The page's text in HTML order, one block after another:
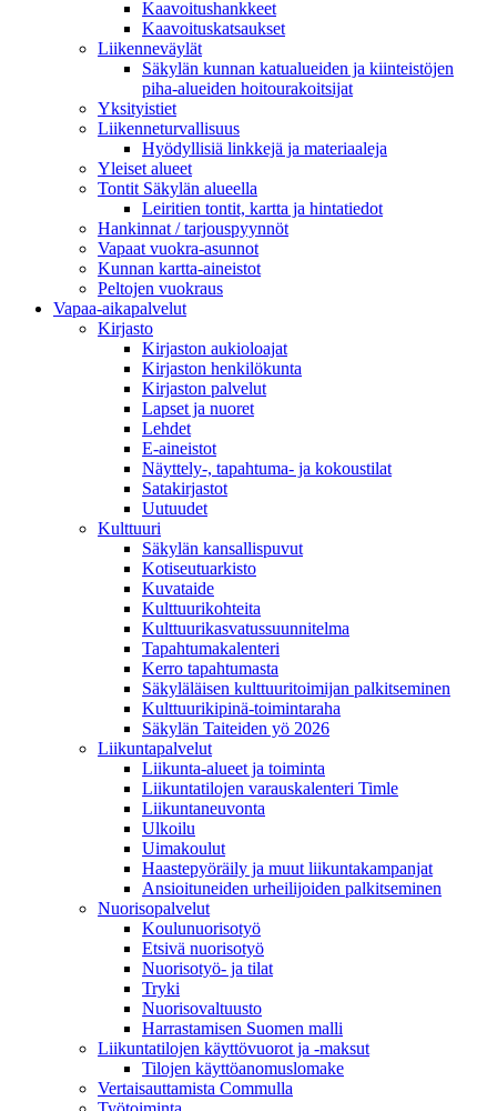
Kaavoitushankkeet
Kaavoituskatsaukset
Liikenneväylät
Säkylän kunnan katualueiden ja kiinteistöjen
piha-alueiden hoitourakoitsijat
Yksityistiet
Liikenneturvallisuus
Hyödyllisiä linkkejä ja materiaaleja
Yleiset alueet
Tontit Säkylän alueella
Leiritien tontit, kartta ja hintatiedot
Hankinnat / tarjouspyynnöt
Vapaat vuokra-asunnot
Kunnan kartta-aineistot
Peltojen vuokraus
Vapaa-aika­palvelut
Kirjasto
Kirjaston aukioloajat
Kirjaston henkilökunta
Kirjaston palvelut
Lapset ja nuoret
Lehdet
E-aineistot
Näyttely-, tapahtuma- ja kokoustilat
Satakirjastot
Uutuudet
Kulttuuri
Säkylän kansallispuvut
Kotiseutuarkisto
Kuvataide
Kulttuurikohteita
Kulttuurikasvatussuunnitelma
Tapahtumakalenteri
Kerro tapahtumasta
Säkyläläisen kulttuuritoimijan palkitseminen
Kulttuurikipinä-toimintaraha
Säkylän Taiteiden yö 2026
Liikuntapalvelut
Liikunta-alueet ja toiminta
Liikuntatilojen varauskalenteri Timle
Liikuntaneuvonta
Ulkoilu
Uimakoulut
Haastepyöräily ja muut liikuntakampanjat
Ansioituneiden urheilijoiden palkitseminen
Nuorisopalvelut
Koulunuorisotyö
Etsivä nuorisotyö
Nuorisotyö- ja tilat
Tryki
Nuorisovaltuusto
Harrastamisen Suomen malli
Liikuntatilojen käyttövuorot ja -maksut
Tilojen käyttöanomuslomake
Vertaisauttamista Commulla